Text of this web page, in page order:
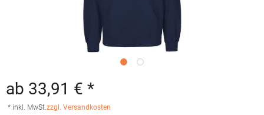
ab 33,91 € *
* inkl. MwSt.zzgl. Versandkosten